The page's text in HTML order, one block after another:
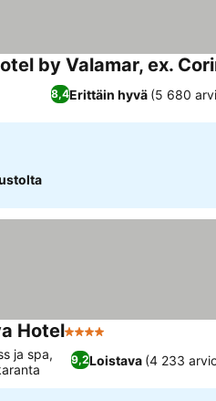
by Valamar, ex.
8,4Erittäin hyvä (5 680
Hotel4 Tähtiluokitus
9,2Loistava (4 233
ja spa,